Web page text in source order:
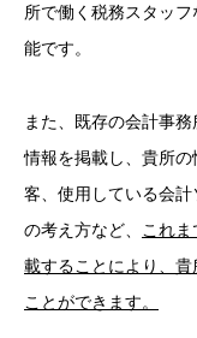
所で働く税務スタッ
能です。
また、既存の会計事
情報を掲載し、貴所
客、使用している会
の考え方など、
これ
載することにより、
ことができます。